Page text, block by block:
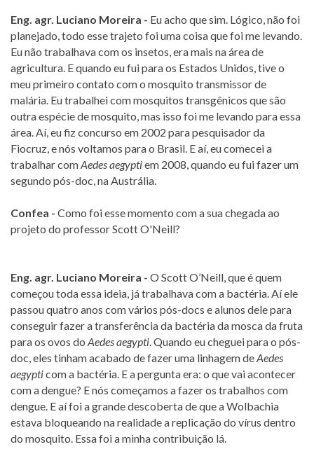
Eng. agr. Luciano Moreira - Eu acho que sim. Lógico, não foi
planejado, todo esse trajeto foi uma coisa que foi me levando.
Eu não trabalhava com os insetos, era mais na área de
agricultura. E quando eu fui para os Estados Unidos, tive o
meu primeiro contato com o mosquito transmissor de
malária. Eu trabalhei com mosquitos transgênicos que são
outra espécie de mosquito, mas isso foi me levando para essa
área. Aí, eu fiz concurso em 2002 para pesquisador da
Fiocruz, e nós voltamos para o Brasil. E aí, eu comecei a
trabalhar comAedes aegyptiem 2008, quando eu fui fazer um
segundo pós-doc, na Austrália.
Confea - Como foi esse momento com a sua chegada ao
projeto do professor Scott O'Neill?
Eng. agr. Luciano Moreira - O Scott O’Neill, que é quem
começou toda essa ideia, já trabalhava com a bactéria. Aí ele
passou quatro anos com vários pós-docs e alunos dele para
conseguir fazer a transferência da bactéria da mosca da fruta
para os ovos do Aedes aegypti . Quando eu cheguei para o pós-
doc, eles tinham acabado de fazer uma linhagem deAedes
aegypticom a bactéria. E a pergunta era: o que vai acontecer
com a dengue? E nós começamos a fazer os trabalhos com
dengue. E aí foi a grande descoberta de que a Wolbachia
estava bloqueando na realidade a replicação do vírus dentro
do mosquito. Essa foi a minha contribuição lá.